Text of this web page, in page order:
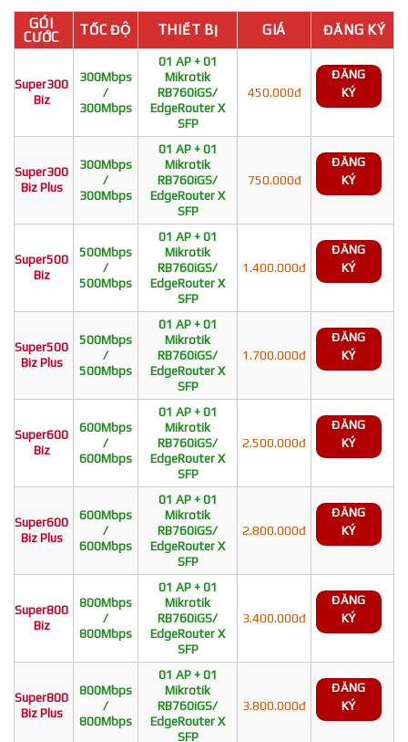
GÓI
CƯỚC
TỐC ĐỘ THIẾT BỊ GIÁ ĐĂNG KÝ
Super300
Biz
300Mbps
/
300Mbps
01 AP + 01
Mikrotik
RB760iGS/
EdgeRouter X
SFP
450.000đ
ĐĂNG
KÝ
Super300
Biz Plus
300Mbps
/
300Mbps
01 AP + 01
Mikrotik
RB760iGS/
EdgeRouter X
SFP
750.000đ
ĐĂNG
KÝ
Super500
Biz
500Mbps
/
500Mbps
01 AP + 01
Mikrotik
RB760iGS/
EdgeRouter X
SFP
1.400.000đ
ĐĂNG
KÝ
Super500
Biz Plus
500Mbps
/
500Mbps
01 AP + 01
Mikrotik
RB760iGS/
EdgeRouter X
SFP
1.700.000đ
ĐĂNG
KÝ
Super600
Biz
600Mbps
/
600Mbps
01 AP + 01
Mikrotik
RB760iGS/
EdgeRouter X
SFP
2.500.000đ
ĐĂNG
KÝ
Super600
Biz Plus
600Mbps
/
600Mbps
01 AP + 01
Mikrotik
RB760iGS/
EdgeRouter X
SFP
2.800.000đ
ĐĂNG
KÝ
Super800
Biz
800Mbps
/
800Mbps
01 AP + 01
Mikrotik
RB760iGS/
EdgeRouter X
SFP
3.400.000đ
ĐĂNG
KÝ
Super800
Biz Plus
800Mbps
/
800Mbps
01 AP + 01
Mikrotik
RB760iGS/
EdgeRouter X
SFP
3.800.000đ
ĐĂNG
KÝ